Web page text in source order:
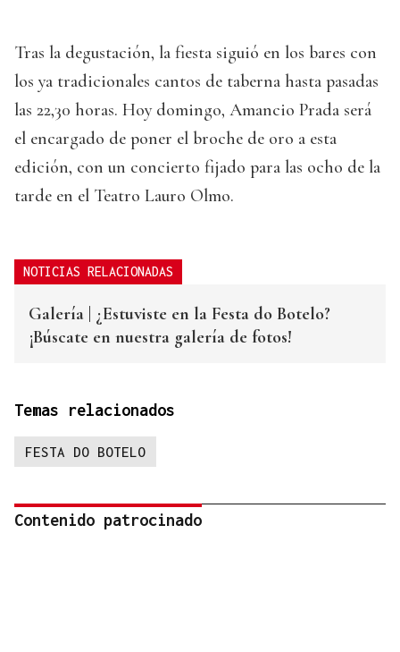
Tras la degustación, la fiesta siguió en los bares con
los ya tradicionales cantos de taberna hasta pasadas
las 22,30 horas. Hoy domingo, Amancio Prada será
el encargado de poner el broche de oro a esta
edición, con un concierto fijado para las ocho de la
tarde en el Teatro Lauro Olmo.
NOTICIAS RELACIONADAS
Galería | ¿Estuviste en la Festa do Botelo?
¡Búscate en nuestra galería de fotos!
Temas relacionados
FESTA DO BOTELO
Contenido patrocinado